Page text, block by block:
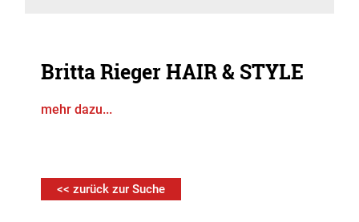
Britta Rieger HAIR & STYLE
mehr dazu...
<< zurück zur Suche